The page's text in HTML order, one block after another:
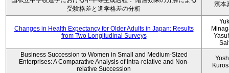
受験格差と進学格差の分析
濱本
Changes in Health Expectancy for Older Adults in Japan: Results
from Two Longitudinal Surveys
Business Succession to Women in Small and Medium-Sized
Enterprises: A Comparative Analysis of Intra-relative and Non-
relative Succession